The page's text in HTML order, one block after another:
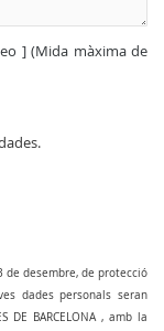
] (Mida màxima de
de desembre, de protecció
dades personals seran
DE BARCELONA , amb la